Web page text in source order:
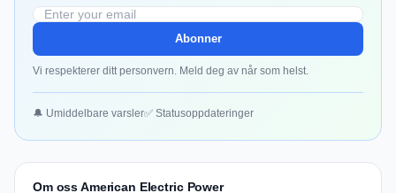
Abonner
Vi respekterer ditt personvern. Meld deg av når som helst.
🔔 Umiddelbare varsler✅ Statusoppdateringer
Om oss American Electric Power